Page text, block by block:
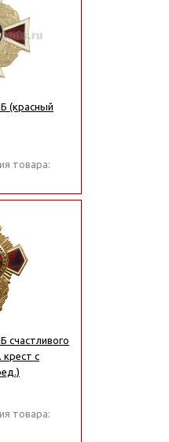
(красный
товара:
счастливого
крест с
товара: